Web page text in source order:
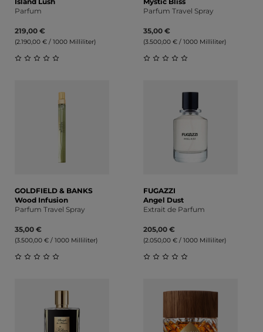
Parfum
219,00 €
(2.190,00 € / 1000 Milliliter)
Parfum Travel Spray
35,00 €
(3.500,00 € / 1000 Milliliter)
GOLDFIELD & BANKS
Wood Infusion
Parfum Travel Spray
35,00 €
(3.500,00 € / 1000 Milliliter)
FUGAZZI
Angel Dust
Extrait de Parfum
205,00 €
(2.050,00 € / 1000 Milliliter)